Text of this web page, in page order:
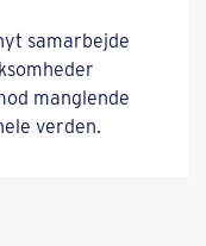
samarbejde
manglende
verden.